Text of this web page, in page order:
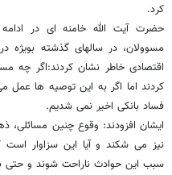
کرد.
حضرت آیت الله خامنه ای در
مسوولان، در سالهای گذشته بویژه
اقتصادی خاطر نشان کردند:اگر چه
کردند اما اگر به این توصیه ها
فساد بانکی اخیر نمی شدیم.
ایشان افزودند: وقوع چنین
نیز می شکند و آیا این سزاوار
سبب این حوادث ناراحت شوند و حتی